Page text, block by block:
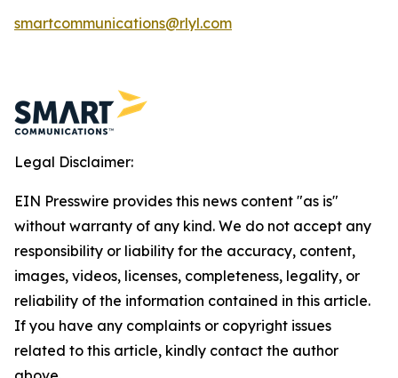
smartcommunications@rlyl.com
Legal Disclaimer:
EIN Presswire provides this news content "as is"
without warranty of any kind. We do not accept any
responsibility or liability for the accuracy, content,
images, videos, licenses, completeness, legality, or
reliability of the information contained in this article.
If you have any complaints or copyright issues
related to this article, kindly contact the author